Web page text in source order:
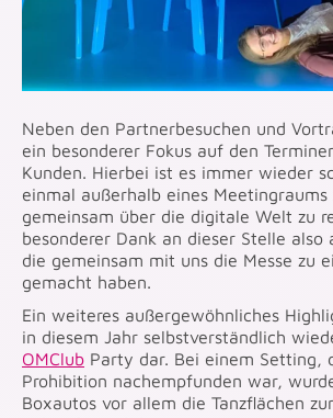
Neben den Partnerbesuchen und
ein besonderer Fokus auf den
Kunden. Hierbei ist es immer wieder
einmal außerhalb eines
gemeinsam über die digitale Welt zu
besonderer Dank an dieser Stelle also
die gemeinsam mit uns die Messe zu
gemacht haben.
Ein weiteres außergewöhnliches
in diesem Jahr selbstverständlich
OMClub Party dar. Bei einem Setting,
Prohibition nachempfunden war,
Boxautos vor allem die Tanzflächen